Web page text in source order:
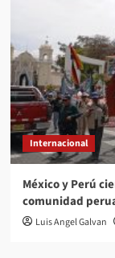
Internacional
México y Perú
comunidad
Luis Angel Galvan